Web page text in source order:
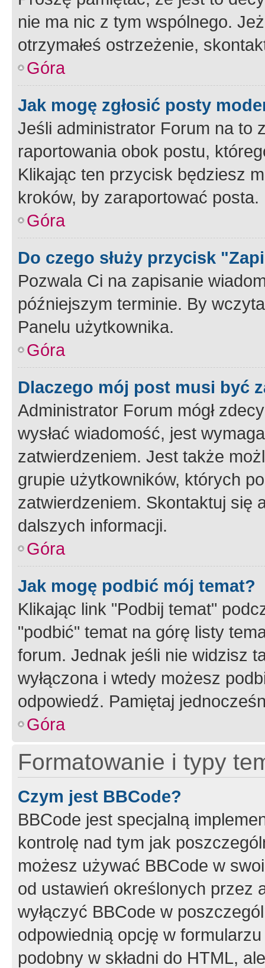
nie ma nic z tym wspólnego.
otrzymałeś ostrzeżenie,
Góra
Jak mogę zgłosić posty
Jeśli administrator Forum na to
raportowania obok postu,
Klikając ten przycisk będziesz
kroków, by zaraportować posta.
Góra
Do czego służy przycisk
Pozwala Ci na zapisanie
późniejszym terminie. By
Panelu użytkownika.
Góra
Dlaczego mój post musi być
Administrator Forum mógł
wysłać wiadomość, jest
zatwierdzeniem. Jest także
grupie użytkowników, których
zatwierdzeniem. Skontaktuj się
dalszych informacji.
Góra
Jak mogę podbić mój temat?
Klikając link "Podbij temat"
"podbić" temat na górę listy
forum. Jednak jeśli nie widzisz
wyłączona i wtedy możesz
odpowiedź. Pamiętaj
Góra
Formatowanie i typy
Czym jest BBCode?
BBCode jest specjalną
kontrolę nad tym jak
możesz używać BBCode w
od ustawień określonych przez
wyłączyć BBCode w
odpowiednią opcję w
podobny w składni do HTML,